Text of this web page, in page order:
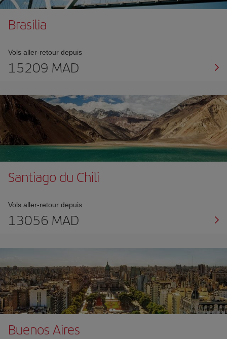
Brasilia
Vols aller-retour depuis
15209 MAD
Santiago du Chili
Vols aller-retour depuis
13056 MAD
Buenos Aires